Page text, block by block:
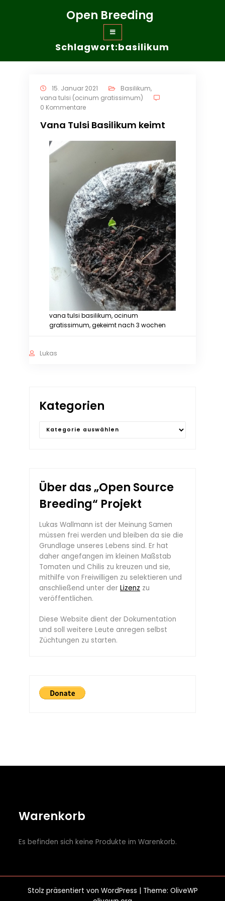
Open Breeding
Schlagwort:basilikum
15. Januar 2021 Basilikum,
vana tulsi (ocinum gratissimum)
0 Kommentare
Vana Tulsi Basilikum keimt
vana tulsi basilikum, ocinum
gratissimum, gekeimt nach 3 wochen
Lukas
Kategorien
Kategorien
Über das „Open Source
Breeding“ Projekt
Lukas Wallmann ist der Meinung Samen
müssen frei werden und bleiben da sie die
Grundlage unseres Lebens sind. Er hat
daher angefangen im kleinen Maßstab
Tomaten und Chilis zu kreuzen und sie,
mithilfe von Freiwilligen zu selektieren und
anschließend unter derLizenz zu
veröffentlichen.
Diese Website dient der Dokumentation
und soll weitere Leute anregen selbst
Züchtungen zu starten.
Warenkorb
Es befinden sich keine Produkte im Warenkorb.
Stolz präsentiert von WordPress | Theme: OliveWP